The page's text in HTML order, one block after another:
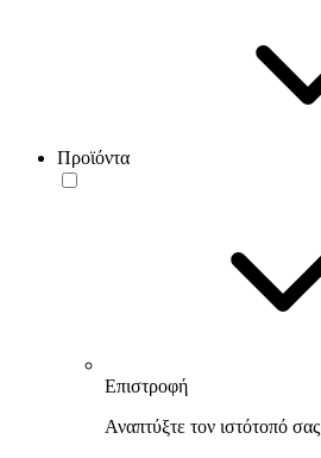
Προϊόντα
Επιστροφή
Αναπτύξτε τον ιστότοπό σας